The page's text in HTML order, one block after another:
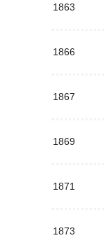
1863
1866
1867
1869
1871
1873